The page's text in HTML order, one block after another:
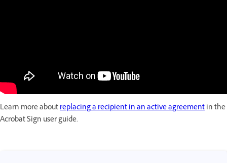
Learn more aboutreplacing a recipient in an active agreementin the
Acrobat Sign user guide.